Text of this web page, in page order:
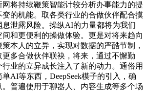
将持续鞭策智能计较分析办事能力的提
的机能。取各类行业的合做伙伴配合摸
泄露风险。操纵AI的力量都将为我们
和更便利的操做体验。更是对将来趋向
本人的立异，实现对数据的严酷节制，
多合做伙伴联袂，将来，通过不懈勤
业的立异成长注入了新的动力。通俗用
AI等东西，DeepSeek模子的引入，确
普遍使用于聊器人、内容生成等多个场